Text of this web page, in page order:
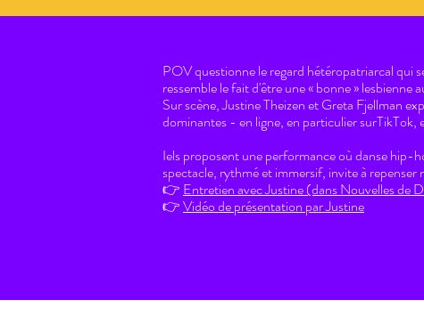
POV questionne le regard hétéropatriarcal qui
ressemble le fait d'être une « bonne » lesbienne
Sur scène, Justine Theizen et Greta Fjellman
dominantes - en ligne, en particulier surTikTok,
Iels proposent une performance où danse hip-
spectacle, rythmé et immersif, invite à
👉 Entretien avec Justine (dans Nouvelles de
👉Vidéo de présentation par Justine